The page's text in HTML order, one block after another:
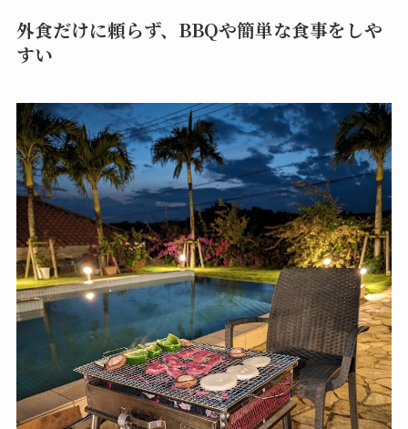
外食だけに頼らず、BBQや簡単な食事をしや
すい